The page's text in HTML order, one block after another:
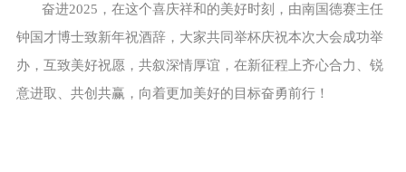
奋进2025，在这个喜庆祥和的美好时刻，由南国德赛主任
钟国才博士致新年祝酒辞，大家共同举杯庆祝本次大会成功举
办，互致美好祝愿，共叙深情厚谊，在新征程上齐心合力、锐
意进取、共创共赢，向着更加美好的目标奋勇前行！